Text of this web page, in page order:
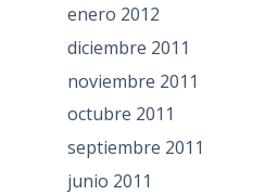
enero 2012
diciembre 2011
noviembre 2011
octubre 2011
septiembre 2011
junio 2011